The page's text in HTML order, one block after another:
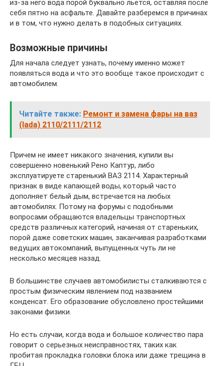
из-за него вода порой буквально льется, оставляя после
себя пятно на асфальте. Давайте разберемся в причинах
и в том, что нужно делать в подобных ситуациях.
Возможные причины
Для начала следует узнать, почему именно может
появляться вода и что это вообще такое происходит с
автомобилем.
Читайте также: Ремонт и замена фары на ваз
(lada) 2110/2111/2112
Причем не имеет никакого значения, купили вы
совершенно новенький Рено Каптур, либо
эксплуатируете старенький ВАЗ 2114. Характерный
признак в виде капающей воды, который часто
дополняет белый дым, встречается на любых
автомобилях. Потому на форумы с подобными
вопросами обращаются владельцы транспортных
средств различных категорий, начиная от стареньких,
порой даже советских машин, заканчивая разработками
ведущих автокомпаний, выпущенных чуть ли не
несколько месяцев назад.
В большинстве случаев автомобилисты сталкиваются с
простым физическим явлением под названием
конденсат. Его образование обусловлено простейшими
законами физики.
Но есть случаи, когда вода и большое количество пара
говорит о серьезных неисправностях, таких как
пробитая прокладка головки блока или даже трещина в